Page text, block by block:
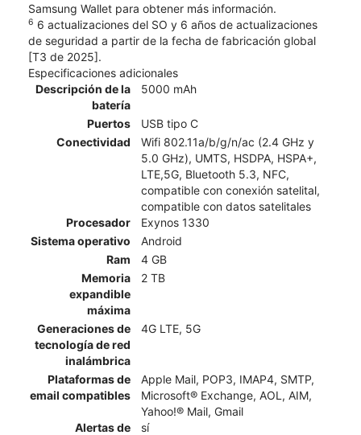
Samsung Wallet para obtener más información.
6 6 actualizaciones del SO y 6 años de actualizaciones
de seguridad a partir de la fecha de fabricación global
[T3 de 2025].
Especificaciones adicionales
Descripción de la
batería
5000 mAh
Puertos
USB tipo C
Conectividad
Wifi 802.11a/b/g/n/ac (2.4 GHz y
5.0 GHz), UMTS, HSDPA, HSPA+,
LTE,5G, Bluetooth 5.3, NFC,
compatible con conexión satelital,
compatible con datos satelitales
Procesador
Exynos 1330
Sistema operativo
Android
Ram
4 GB
Memoria
expandible
máxima
2 TB
Generaciones de
tecnología de red
inalámbrica
4G LTE, 5G
Plataformas de
email compatibles
Apple Mail, POP3, IMAP4, SMTP,
Microsoft® Exchange, AOL, AIM,
Yahoo!® Mail, Gmail
Alertas de
sí